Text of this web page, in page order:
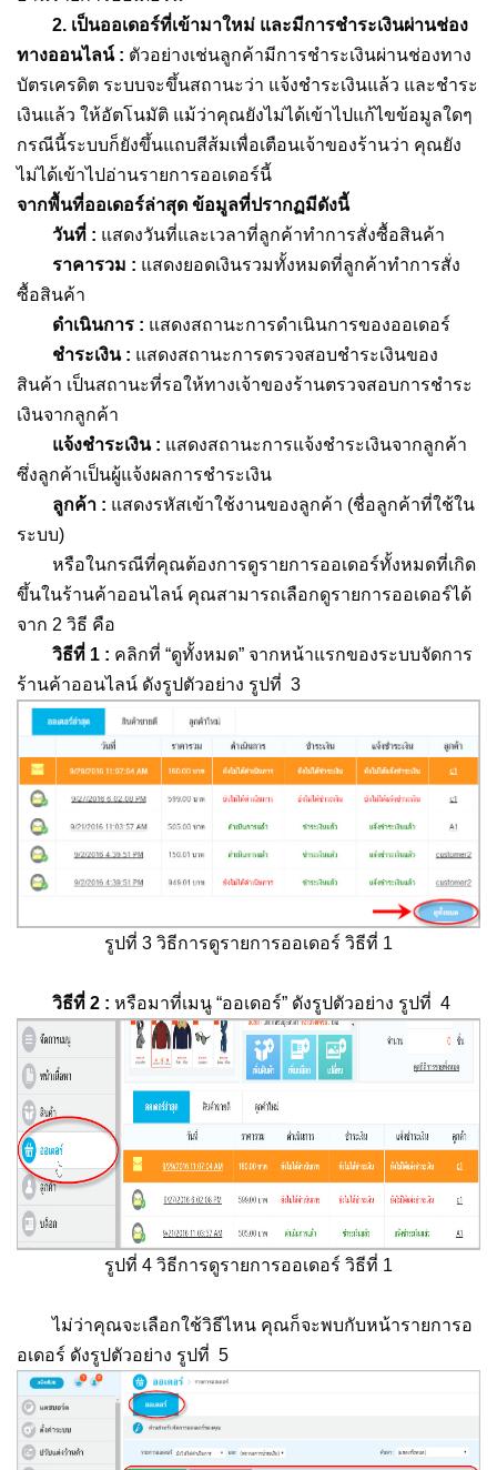
2. เป็นออเดอร์ที่เข้ามาใหม่ และมีการชำระเงินผ่านช่อง
ทางออนไลน์ : ตัวอย่างเช่นลูกค้ามีการชำระเงินผ่านช่องทาง
บัตรเครดิต ระบบจะขึ้นสถานะว่า แจ้งชำระเงินแล้ว และชำระ
เงินแล้ว ให้อัตโนมัติ แม้ว่าคุณยังไม่ได้เข้าไปแก้ไขข้อมูลใดๆ
กรณีนี้ระบบก็ยังขึ้นแถบสีส้มเพื่อเตือนเจ้าของร้านว่า คุณยัง
ไม่ได้เข้าไปอ่านรายการออเดอร์นี้
จากพื้นที่ออเดอร์ล่าสุด ข้อมูลที่ปรากฏมีดังนี้
วันที่ : แสดงวันที่และเวลาที่ลูกค้าทำการสั่งซื้อสินค้า
ราคารวม : แสดงยอดเงินรวมทั้งหมดที่ลูกค้าทำการสั่ง
ซื้อสินค้า
ดำเนินการ : แสดงสถานะการดำเนินการของออเดอร์
ชำระเงิน : แสดงสถานะการตรวจสอบชำระเงินของ
สินค้า เป็นสถานะที่รอให้ทางเจ้าของร้านตรวจสอบการชำระ
เงินจากลูกค้า
แจ้งชำระเงิน : แสดงสถานะการแจ้งชำระเงินจากลูกค้า
ซึ่งลูกค้าเป็นผู้แจ้งผลการชำระเงิน
ลูกค้า : แสดงรหัสเข้าใช้งานของลูกค้า (ชื่อลูกค้าที่ใช้ใน
ระบบ)
หรือในกรณีที่คุณต้องการดูรายการออเดอร์ทั้งหมดที่เกิด
ขึ้นในร้านค้าออนไลน์ คุณสามารถเลือกดูรายการออเดอร์ได้
จาก 2 วิธี คือ
วิธีที่ 1 : คลิกที่ “ดูทั้งหมด” จากหน้าแรกของระบบจัดการ
ร้านค้าออนไลน์ ดังรูปตัวอย่าง รูปที่ 3
รูปที่ 3 วิธีการดูรายการออเดอร์ วิธีที่ 1
วิธีที่ 2 : หรือมาที่เมนู “ออเดอร์” ดังรูปตัวอย่าง รูปที่ 4
รูปที่ 4 วิธีการดูรายการออเดอร์ วิธีที่ 1
ไม่ว่าคุณจะเลือกใช้วิธีไหน คุณก็จะพบกับหน้ารายการอ
อเดอร์ ดังรูปตัวอย่าง รูปที่ 5